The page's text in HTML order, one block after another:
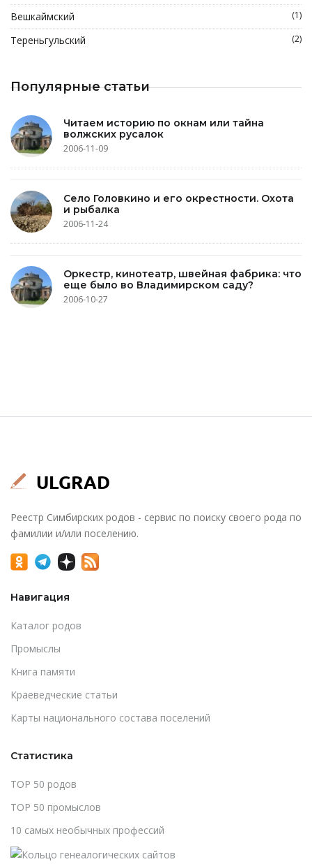
Вешкаймский (1)
Тереньгульский (2)
Популярные статьи
Читаем историю по окнам или тайна
волжских русалок
2006-11-09
Село Головкино и его окрестности. Охота
и рыбалка
2006-11-24
Оркестр, кинотеатр, швейная фабрика: что
еще было во Владимирском саду?
2006-10-27
Реестр Симбирских родов - сервис по поиску своего рода по
фамилии и/или поселению.
Навигация
Каталог родов
Промыслы
Книга памяти
Краеведческие статьи
Карты национального состава поселений
Статистика
TOP 50 родов
TOP 50 промыслов
10 самых необычных профессий